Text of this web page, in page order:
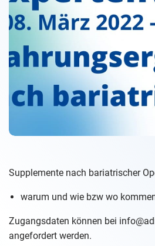
Supplemente nach bariatrischer
warum und wie bzw wo
Zugangsdaten können bei
angefordert werden.